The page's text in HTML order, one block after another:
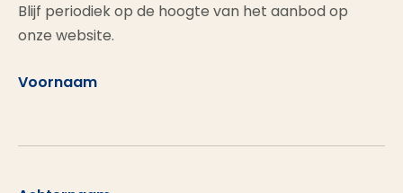
Blijf periodiek op de hoogte van het aanbod op
onze website.
Voornaam